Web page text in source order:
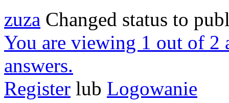
zuza Changed status to
You are viewing 1 out of 2
answers.
Register lub Logowanie